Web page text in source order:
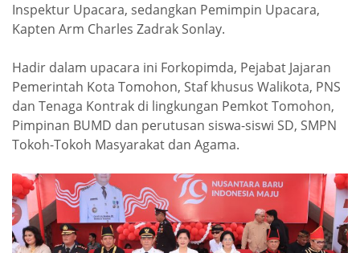
Inspektur Upacara, sedangkan Pemimpin Upacara,
Kapten Arm Charles Zadrak Sonlay.
Hadir dalam upacara ini Forkopimda, Pejabat Jajaran
Pemerintah Kota Tomohon, Staf khusus Walikota, PNS
dan Tenaga Kontrak di lingkungan Pemkot Tomohon,
Pimpinan BUMD dan perutusan siswa-siswi SD, SMPN
Tokoh-Tokoh Masyarakat dan Agama.